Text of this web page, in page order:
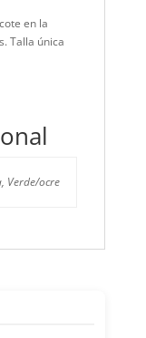
en la
Talla única
Verde/ocre